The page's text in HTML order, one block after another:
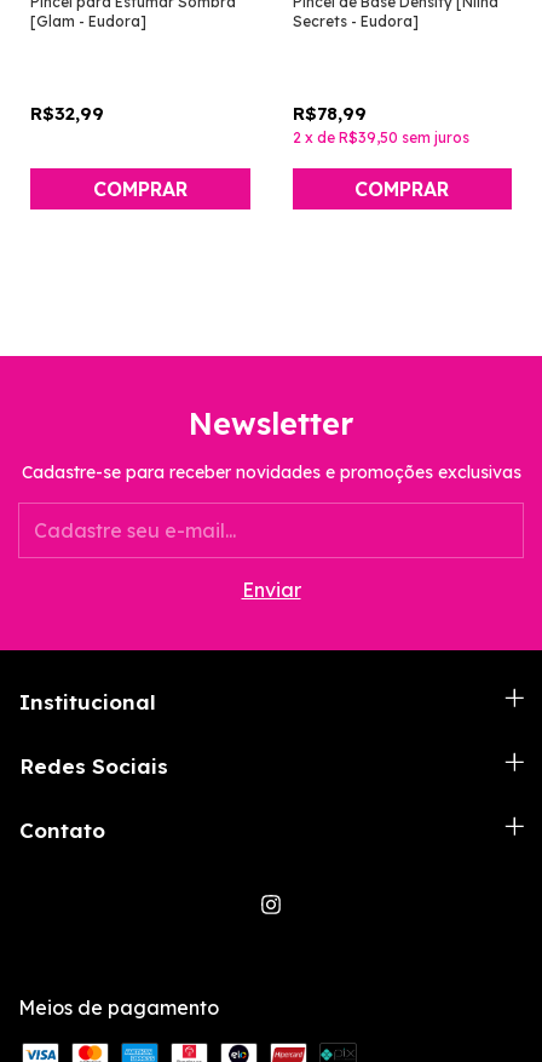
[Glam - Eudora]
R$32,99
Secrets - Eudora]
R$78,99
2 x de R$39,50 sem juros
Newsletter
Cadastre-se para receber novidades e promoções exclusivas
Institucional
Redes Sociais
Contato
Meios de pagamento